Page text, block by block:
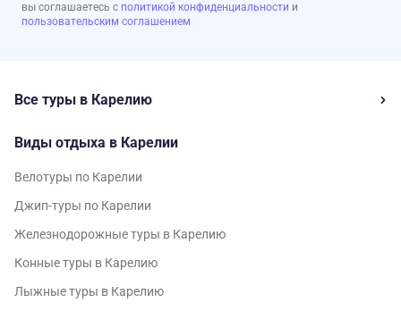
вы соглашаетесь с политикой конфиденциальности и
пользовательским соглашением
Все туры в Карелию
Виды отдыха в Карелии
Велотуры по Карелии
Джип-туры по Карелии
Железнодорожные туры в Карелию
Конные туры в Карелию
Лыжные туры в Карелию